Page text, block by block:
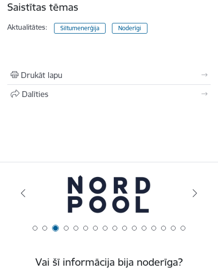
Saistītas tēmas
Aktualitātes: Siltumenerģija Noderīgi
Drukāt lapu
Dalīties
Vai šī informācija bija noderīga?